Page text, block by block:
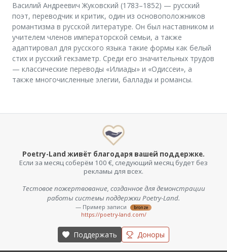
Василий Андреевич Жуковский (1783–1852) — русский
поэт, переводчик и критик, один из основоположников
романтизма в русской литературе. Он был наставником и
учителем членов императорской семьи, а также
адаптировал для русского языка такие формы как белый
стих и русский гекзаметр. Среди его значительных трудов
— классические переводы «Илиады» и «Одиссеи», а
также многочисленные элегии, баллады и романсы.
Poetry-Land живёт благодаря вашей поддержке.
Если за месяц соберём 100 €, следующий месяц будет без
рекламы для всех.
Тестовое пожертвование, созданное для демонстрации
работы системы поддержки Poetry-Land.
— Пример записи bronze
https://poetry-land.com/
Поддержать Доноры